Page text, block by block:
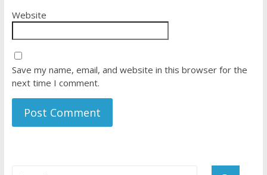
Website
Save my name, email, and website in this browser for the
next time I comment.